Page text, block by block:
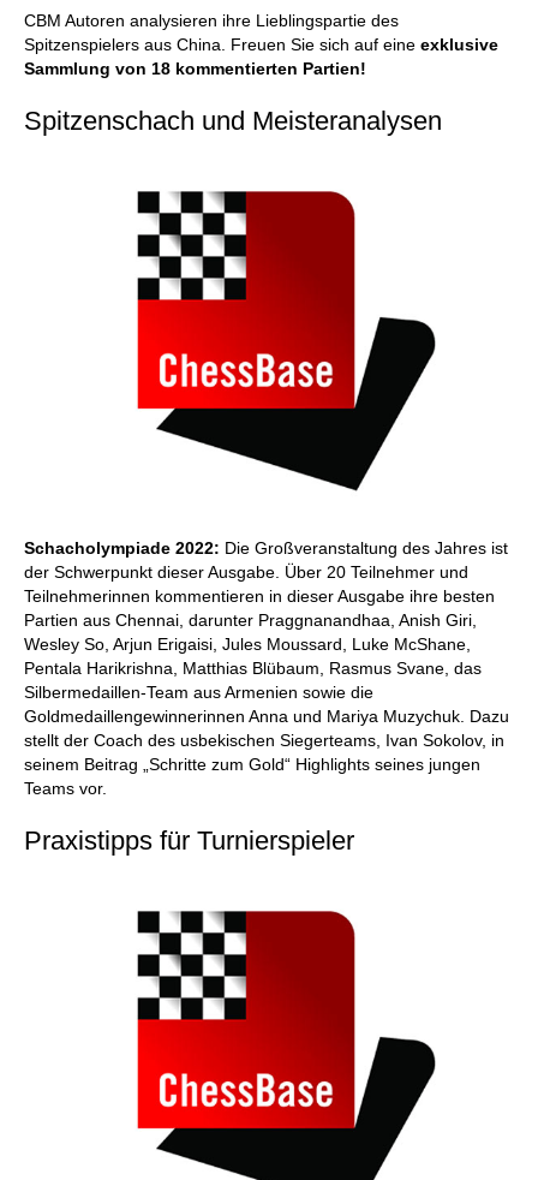
CBM Autoren analysieren ihre Lieblingspartie des
Spitzenspielers aus China. Freuen Sie sich auf eine exklusive
Sammlung von 18 kommentierten Partien!
Spitzenschach und Meisteranalysen
Schacholympiade 2022: Die Großveranstaltung des Jahres ist
der Schwerpunkt dieser Ausgabe. Über 20 Teilnehmer und
Teilnehmerinnen kommentieren in dieser Ausgabe ihre besten
Partien aus Chennai, darunter Praggnanandhaa, Anish Giri,
Wesley So, Arjun Erigaisi, Jules Moussard, Luke McShane,
Pentala Harikrishna, Matthias Blübaum, Rasmus Svane, das
Silbermedaillen-Team aus Armenien sowie die
Goldmedaillengewinnerinnen Anna und Mariya Muzychuk. Dazu
stellt der Coach des usbekischen Siegerteams, Ivan Sokolov, in
seinem Beitrag „Schritte zum Gold“ Highlights seines jungen
Teams vor.
Praxistipps für Turnierspieler